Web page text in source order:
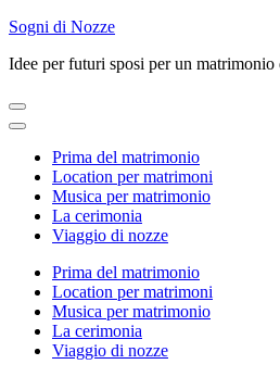
Skip
content
Enter)
Sogni di Nozze
Idee per futuri sposi per un matrimonio
Prima del matrimonio
Location per matrimoni
Musica per matrimonio
La cerimonia
Viaggio di nozze
Prima del matrimonio
Location per matrimoni
Musica per matrimonio
La cerimonia
Viaggio di nozze